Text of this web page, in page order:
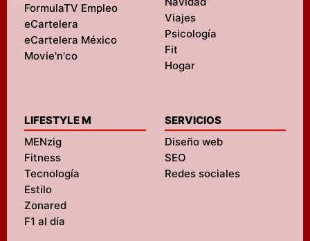
FormulaTV Empleo
eCartelera
eCartelera México
Movie'n'co
Viajes
Psicología
Fit
Hogar
LIFESTYLE M
MENzig
Fitness
Tecnología
Estilo
Zonared
F1 al día
SERVICIOS
Diseño web
SEO
Redes sociales